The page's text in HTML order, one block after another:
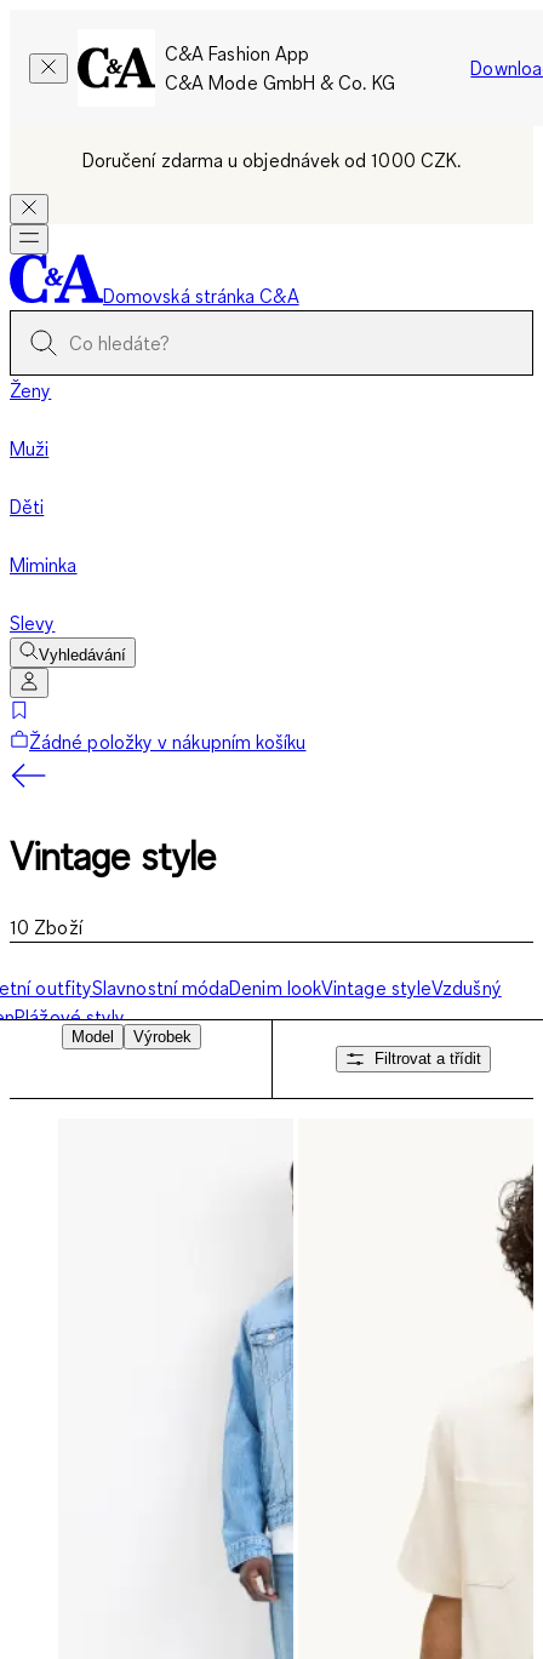
C&A Fashion App
C&A Mode GmbH & Co. KG
Doručení zdarma u objednávek od 1000 CZK.
Domovská stránka C&A
Ženy
Muži
Děti
Miminka
Slevy
Vyhledávání
Žádné položky v nákupním košíku
Vintage style
10 Zboží
outfitySlavnostní módaDenim lookVintage styleVzdušný
Plážové styly
Model
Výrobek
Filtrovat a třídit